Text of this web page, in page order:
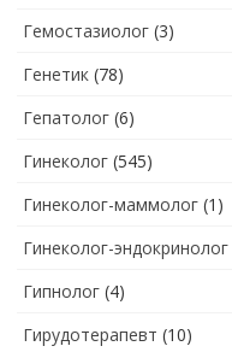
Гемостазиолог (3)
Генетик (78)
Гепатолог (6)
Гинеколог (545)
Гинеколог-маммолог (1)
Гинеколог-эндокринолог
Гипнолог (4)
Гирудотерапевт (10)